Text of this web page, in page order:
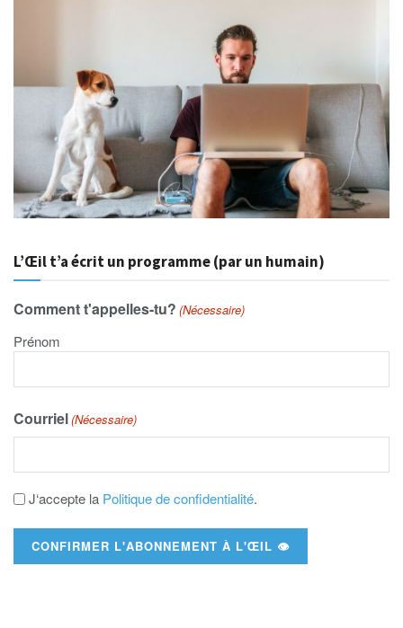
L’Œil t’a écrit un programme (par un humain)
Comment t'appelles-tu? (Nécessaire)
Prénom
Courriel(Nécessaire)
J‘accepte la Politique de confidentialité.